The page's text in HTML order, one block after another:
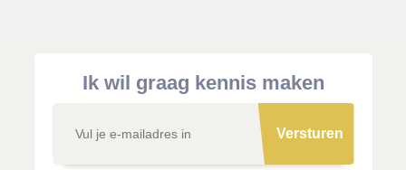
Ik wil graag kennis maken
Versturen